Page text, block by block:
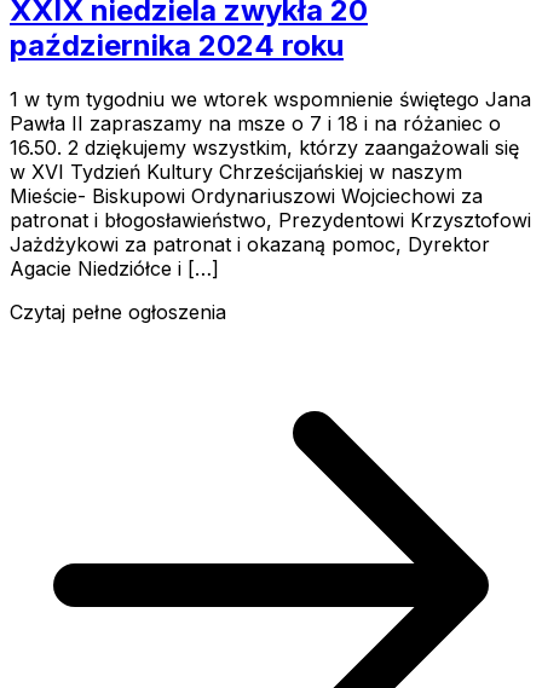
XXIX niedziela zwykła 20
października 2024 roku
1 w tym tygodniu we wtorek wspomnienie świętego Jana
Pawła II zapraszamy na msze o 7 i 18 i na różaniec o
16.50. 2 dziękujemy wszystkim, którzy zaangażowali się
w XVI Tydzień Kultury Chrześcijańskiej w naszym
Mieście- Biskupowi Ordynariuszowi Wojciechowi za
patronat i błogosławieństwo, Prezydentowi Krzysztofowi
Jażdżykowi za patronat i okazaną pomoc, Dyrektor
Agacie Niedziółce i […]
Czytaj pełne ogłoszenia